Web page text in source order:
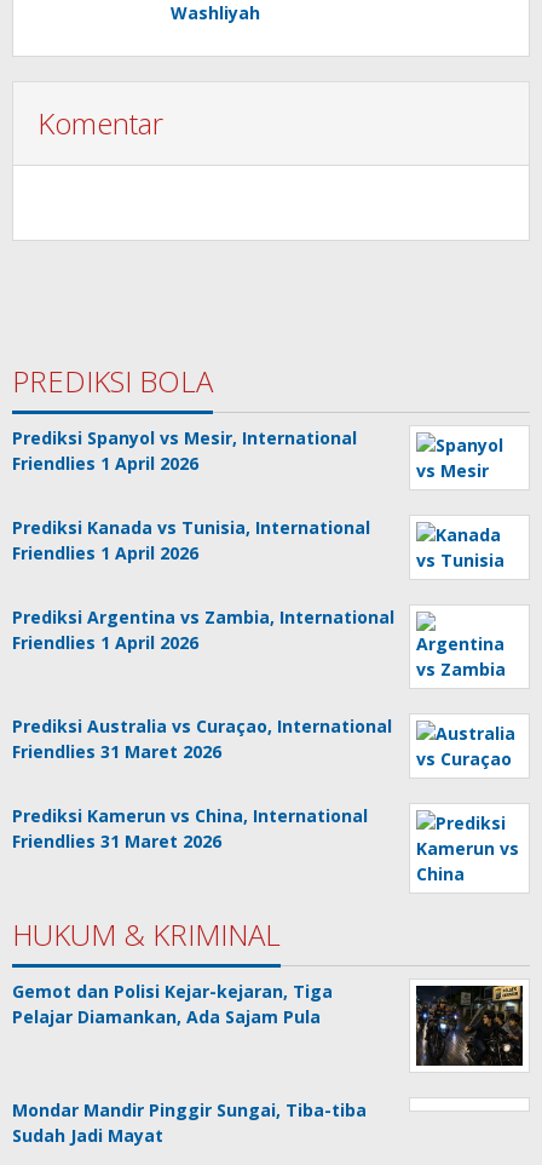
Washliyah
Komentar
PREDIKSI BOLA
Prediksi Spanyol vs Mesir, International
Friendlies 1 April 2026
Prediksi Kanada vs Tunisia, International
Friendlies 1 April 2026
Prediksi Argentina vs Zambia, International
Friendlies 1 April 2026
Prediksi Australia vs Curaçao, International
Friendlies 31 Maret 2026
Prediksi Kamerun vs China, International
Friendlies 31 Maret 2026
HUKUM & KRIMINAL
Gemot dan Polisi Kejar-kejaran, Tiga
Pelajar Diamankan, Ada Sajam Pula
Mondar Mandir Pinggir Sungai, Tiba-tiba
Sudah Jadi Mayat